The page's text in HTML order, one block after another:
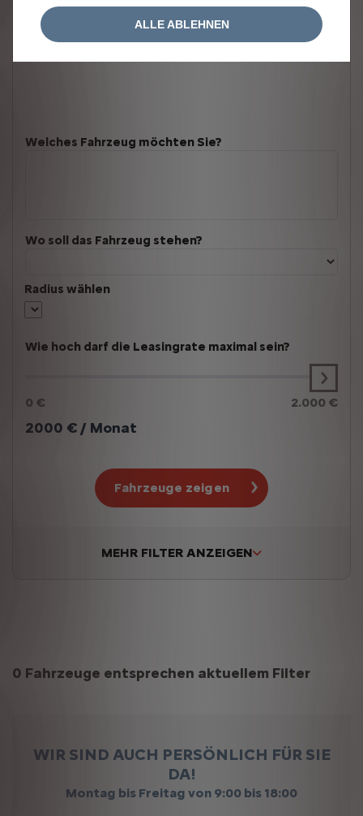
Welches Fahrzeug möchten Sie?
Wo soll das Fahrzeug stehen?
Radius wählen
Wie hoch darf die Leasingrate maximal sein?
0 € 2.000 €
2000 € / Monat
Fahrzeuge zeigen
MEHR FILTER ANZEIGEN
Suchergebnisse
0 Fahrzeuge entsprechen aktuellem Filter
WIR SIND AUCH PERSÖNLICH FÜR SIE
DA!
Montag bis Freitag von 9:00 bis 18:00
ALLE ABLEHNEN